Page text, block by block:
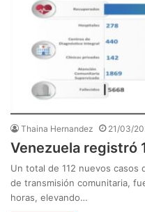
Thaina Hernandez 21/03/
Venezuela registró
Un total de 112 nuevos casos
de transmisión comunitaria,
horas, elevando…